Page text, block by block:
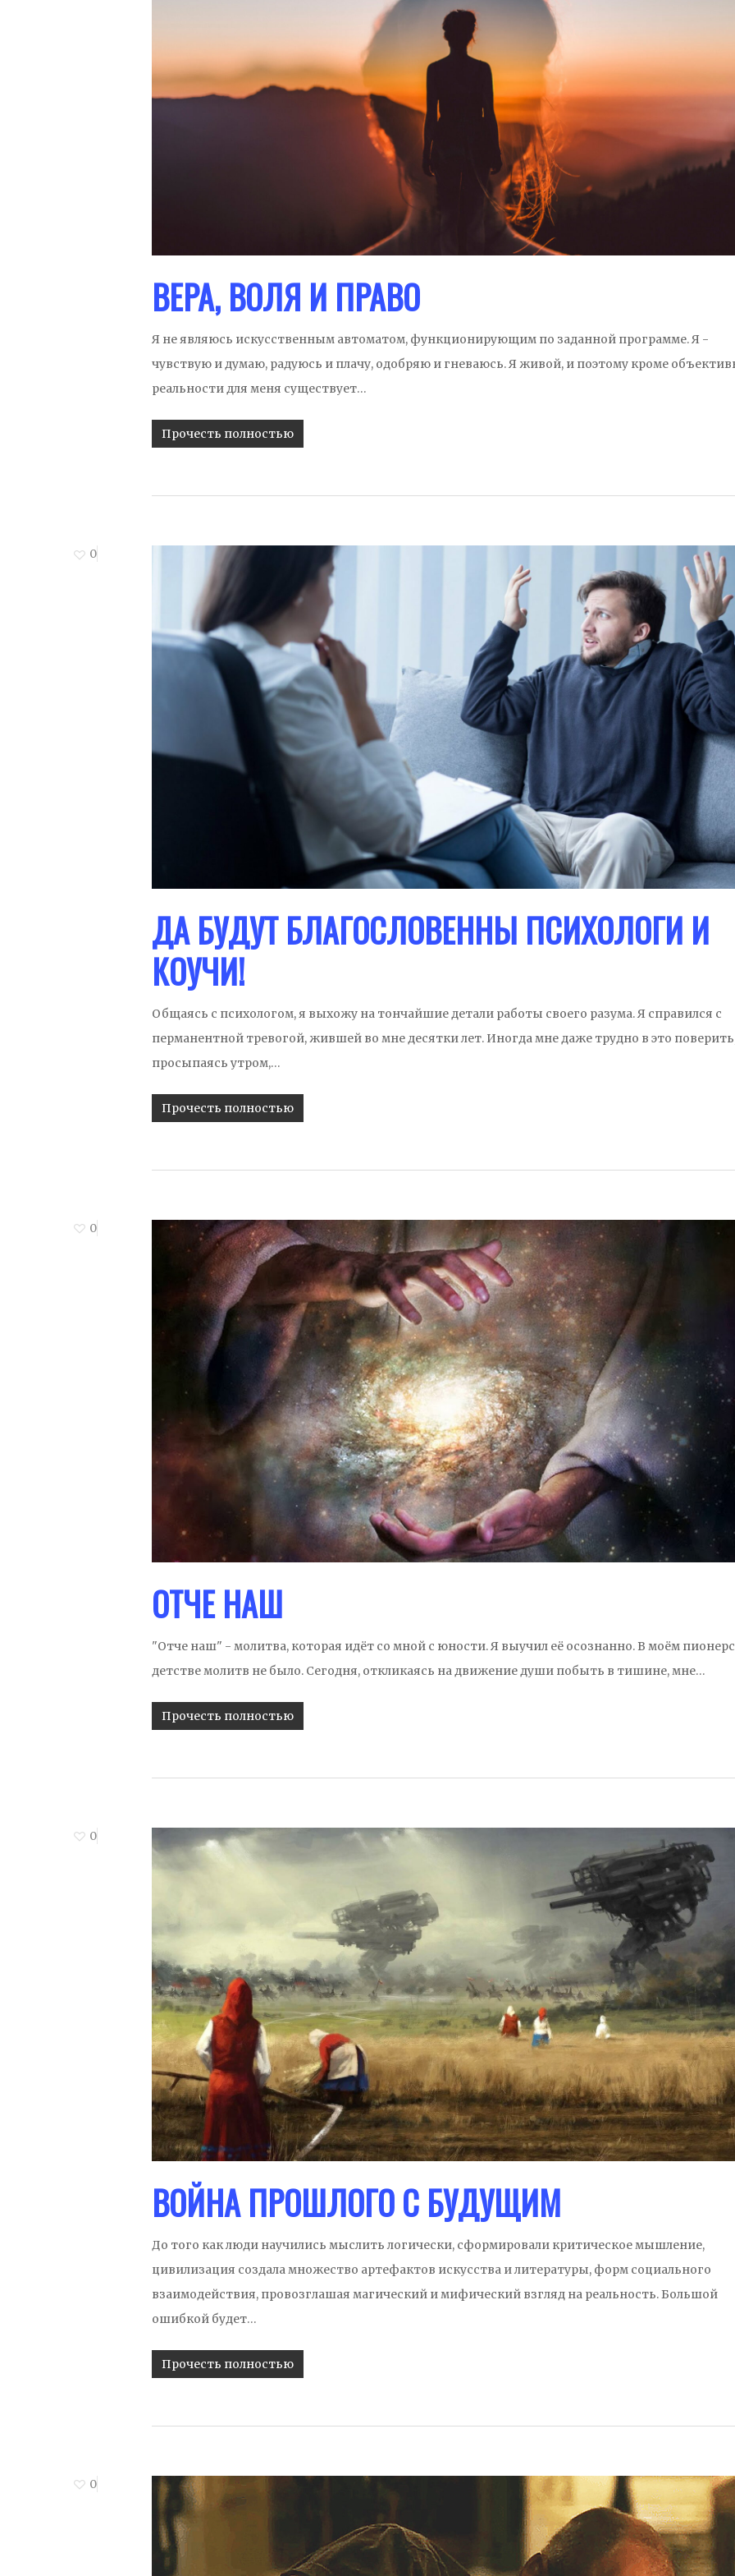
ВЕРА, ВОЛЯ И ПРАВО
Я не являюсь искусственным автоматом, функционирующим по заданной программе. Я -
чувствую и думаю, радуюсь и плачу, одобряю и гневаюсь. Я живой, и поэтому кроме
реальности для меня существует…
Прочесть полностью
0
ДА БУДУТ БЛАГОСЛОВЕННЫ ПСИХОЛОГИ И
КОУЧИ!
Общаясь с психологом, я выхожу на тончайшие детали работы своего разума. Я справился с
перманентной тревогой, жившей во мне десятки лет. Иногда мне даже трудно в это
просыпаясь утром,…
Прочесть полностью
0
ОТЧЕ НАШ
"Отче наш" - молитва, которая идёт со мной с юности. Я выучил её осознанно. В моём
детстве молитв не было. Сегодня, откликаясь на движение души побыть в тишине, мне…
Прочесть полностью
0
ВОЙНА ПРОШЛОГО С БУДУЩИМ
До того как люди научились мыслить логически, сформировали критическое мышление,
цивилизация создала множество артефактов искусства и литературы, форм социального
взаимодействия, провозглашая магический и мифический взгляд на реальность. Большой
ошибкой будет…
Прочесть полностью
0